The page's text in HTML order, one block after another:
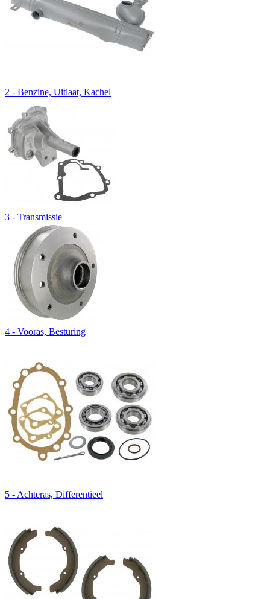
2 - Benzine, Uitlaat, Kachel
3 - Transmissie
4 - Vooras, Besturing
5 - Achteras, Differentieel